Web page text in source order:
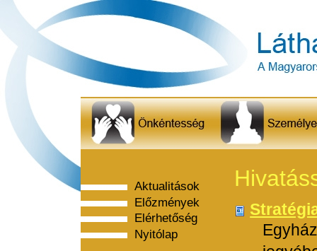
Aktualitások
Előzmények
Elérhetőség
Nyitólap